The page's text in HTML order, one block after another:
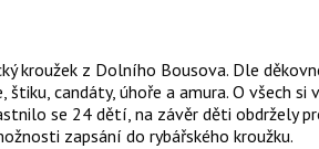
kroužek z Dolního Bousova. Dle
candáty, úhoře a amura. O všech si
se 24 dětí, na závěr děti obdržely
zapsání do rybářského kroužku.